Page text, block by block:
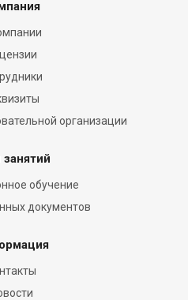
организации
обучение
документов